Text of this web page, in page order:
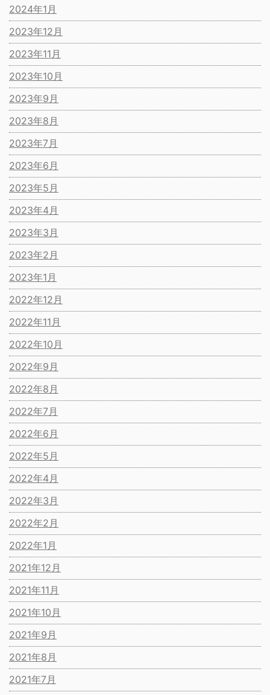
2024年1月
2023年12月
2023年11月
2023年10月
2023年9月
2023年8月
2023年7月
2023年6月
2023年5月
2023年4月
2023年3月
2023年2月
2023年1月
2022年12月
2022年11月
2022年10月
2022年9月
2022年8月
2022年7月
2022年6月
2022年5月
2022年4月
2022年3月
2022年2月
2022年1月
2021年12月
2021年11月
2021年10月
2021年9月
2021年8月
2021年7月